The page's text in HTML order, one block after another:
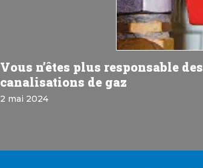
Vous n’êtes plus responsable des
canalisations de gaz
2 mai 2024